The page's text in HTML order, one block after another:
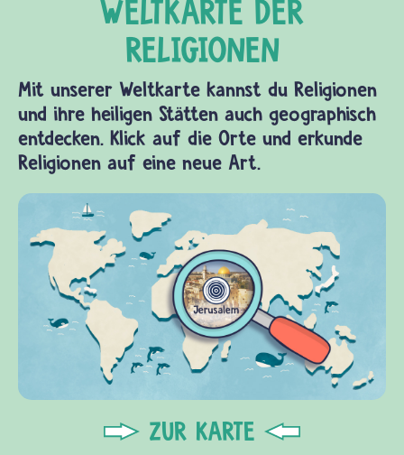
Mit unserer Weltkarte kannst du Religionen
und ihre heiligen Stätten auch geographisch
entdecken. Klick auf die Orte und erkunde
Religionen auf eine neue Art.
ZUR KARTE